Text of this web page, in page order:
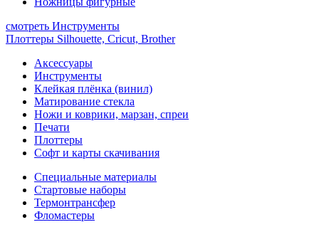
смотреть Инструменты
Плоттеры Silhouette, Cricut, Brother
Аксессуары
Инструменты
Клейкая плёнка (винил)
Матирование стекла
Ножи и коврики, марзан, спреи
Печати
Плоттеры
Софт и карты скачивания
Специальные материалы
Стартовые наборы
Термонтрансфер
Фломастеры